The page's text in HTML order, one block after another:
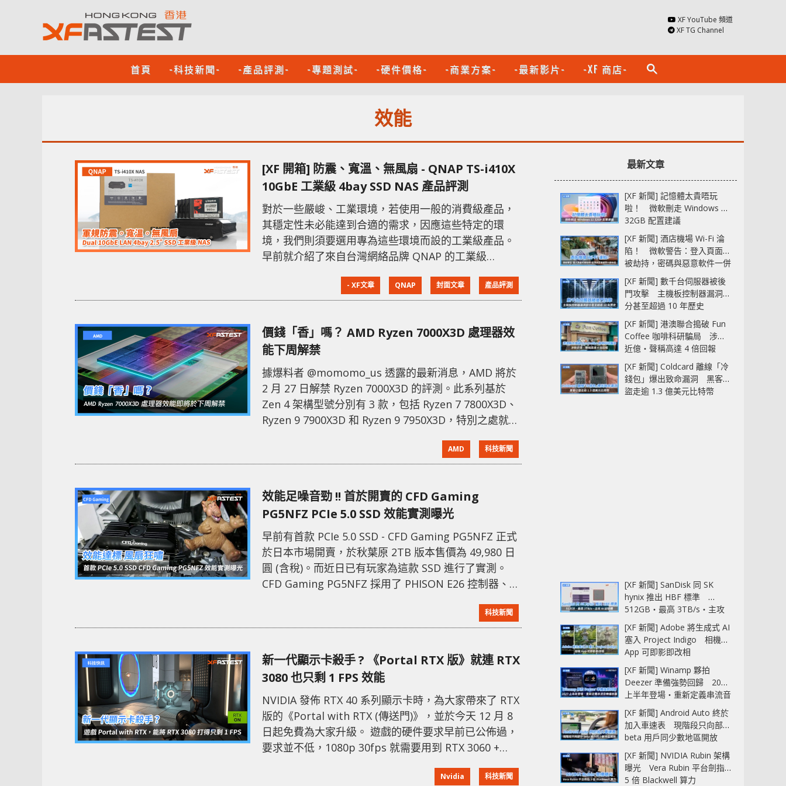
XF YouTube 頻道
XF TG Channel
首頁 -科技新聞- -產品評測- -專題測試- -硬件價格- -商業方案- -最新影片- -XF 商店- search
效能
[XF 開箱] 防震、寬溫、無風扇 - QNAP TS-i410X
10GbE 工業級 4bay SSD NAS 產品評測
對於一些嚴峻、工業環境，若使用一般的消費級產品，
其穩定性未必能達到合適的需求，因應這些特定的環
境，我們則須要選用專為這些環境而設的工業級產品。
早前就介紹了來自台灣網絡品牌 QNAP 的工業級
工業級 TS-i410X 10GbE NAS 網絡儲存裝置。 基本上能
成為工業級定位的產品，主要有幾個條件，包括：堅固
可承受高溫差、極端與惡劣等工業環境長時間運作。而
這款 TS-i410X NAS
- XF文章 QNAP 封面文章 產品評測
價錢「香」嗎？ AMD Ryzen 7000X3D 處理器效
能下周解禁
據爆料者 @momomo_us 透露的最新消息，AMD 將於
2 月 27 日解禁 Ryzen 7000X3D 的評測。此系列基於
Zen 4 架構型號分別有 3 款，包括 Ryzen 7 7800X3D、
Ryzen 9 7900X3D 和 Ryzen 9 7950X3D，特別之處就是
賣日期則落在 2 月 28 日，Ryzen 9 7950X3D、Ryzen 9
7900X3D 及 Ryzen 7 7800X3D 建議零售
AMD 科技新聞
效能足噪音勁 !! 首於開賣的 CFD Gaming
PG5NFZ PCIe 5.0 SSD 效能實測曝光
早前有首款 PCIe 5.0 SSD - CFD Gaming PG5NFZ 正式
於日本市場開賣，於秋葉原 2TB 版本售價為 49,980 日
圓 (含稅)。而近日已有玩家為這款 SSD 進行了實測。
CFD Gaming PG5NFZ 採用了 PHISON E26 控制器、
稱連續讀寫速度最高為 10GB/s 與 9.5GB/s，隨機讀寫
速度最高為 1,500K IOPS 與 1,250K IOPS。由
科技新聞
新一代顯示卡殺手 ? 《Portal RTX 版》就連 RTX
3080 也只剩 1 FPS 效能
NVIDIA 發佈 RTX 40 系列顯示卡時，為大家帶來了 RTX
版的《Portal with RTX (傳送門)》，並於今天 12 月 8
日起免費為大家升級。 遊戲的硬件要求早前已公佈過，
要求並不低，1080p 30fps 就需要用到 RTX 3060 +
DLSS2，至於 4K 60fps 已需要用到 RTX 4080 + DLSS3
Nvidia 科技新聞
最新文章
[XF 新聞] 記憶體太貴唔玩
啦！ 微軟刪走 Windows 11
32GB 配置建議
[XF 新聞] 酒店機場 Wi-Fi 淪
陷！ 微軟警告：登入頁面可
被劫持，密碼與惡意軟件一併
中招
[XF 新聞] 數千台伺服器被後
門攻擊 主機板控制器漏洞部
分甚至超過 10 年歷史
[XF 新聞] 港澳聯合搗破 Fun
Coffee 咖啡科研騙局 涉款
近億‧聲稱高達 4 倍回報
[XF 新聞] Coldcard 離線「冷
錢包」爆出致命漏洞 黑客已
盜走逾 1.3 億美元比特幣
[XF 新聞] SanDisk 同 SK
hynix 推出 HBF 標準
512GB‧最高 3TB/s‧主攻
AI 記憶體
[XF 新聞] Adobe 將生成式 AI
塞入 Project Indigo 相機
App 可即影即改相
[XF 新聞] Winamp 夥拍
Deezer 準備強勢回歸 2027
上半年登場‧重新定義串流音
樂播放器
[XF 新聞] Android Auto 終於
加入車速表 現階段只向部分
beta 用戶同少數地區開放
[XF 新聞] NVIDIA Rubin 架構
曝光 Vera Rubin 平台劍指
5 倍 Blackwell 算力